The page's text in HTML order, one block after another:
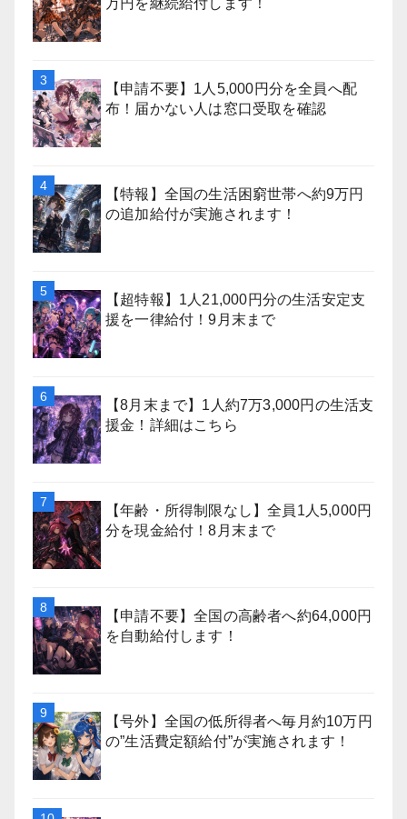
万円を継続給付します！
【申請不要】1人5,000円分を全員へ配
布！届かない人は窓口受取を確認
【特報】全国の生活困窮世帯へ約9万円
の追加給付が実施されます！
【超特報】1人21,000円分の生活安定支
援を一律給付！9月末まで
【8月末まで】1人約7万3,000円の生活支
援金！詳細はこちら
【年齢・所得制限なし】全員1人5,000円
分を現金給付！8月末まで
【申請不要】全国の高齢者へ約64,000円
を自動給付します！
【号外】全国の低所得者へ毎月約10万円
の”生活費定額給付”が実施されます！